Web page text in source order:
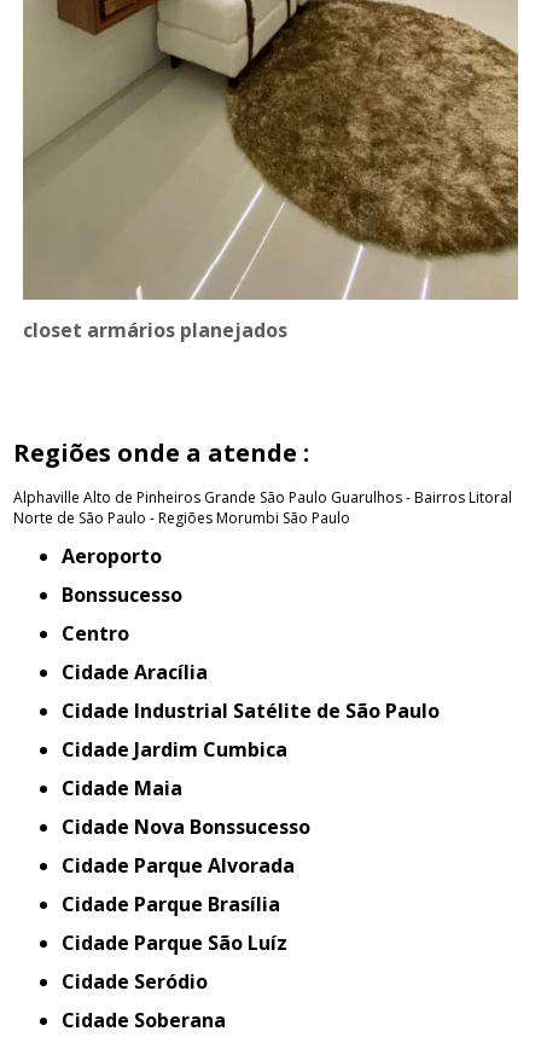
closet armários planejados
Regiões onde a atende :
Alphaville Alto de Pinheiros Grande São Paulo Guarulhos - BairrosLitoral
Norte de São Paulo - RegiõesMorumbi São Paulo
Aeroporto
Bonssucesso
Centro
Cidade Aracília
Cidade Industrial Satélite de São Paulo
Cidade Jardim Cumbica
Cidade Maia
Cidade Nova Bonssucesso
Cidade Parque Alvorada
Cidade Parque Brasília
Cidade Parque São Luíz
Cidade Seródio
Cidade Soberana